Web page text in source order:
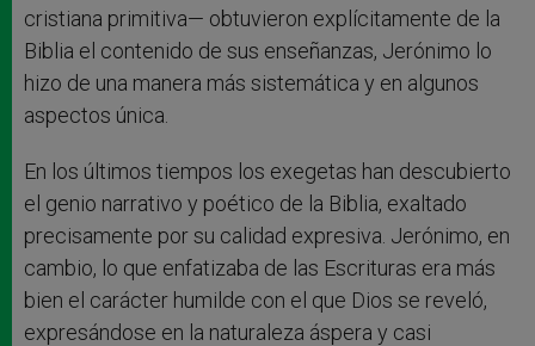
cristiana primitiva— obtuvieron explícitamente de la
Biblia el contenido de sus enseñanzas, Jerónimo lo
hizo de una manera más sistemática y en algunos
aspectos única.
En los últimos tiempos los exegetas han descubierto
el genio narrativo y poético de la Biblia, exaltado
precisamente por su calidad expresiva. Jerónimo, en
cambio, lo que enfatizaba de las Escrituras era más
bien el carácter humilde con el que Dios se reveló,
expresándose en la naturaleza áspera y casi